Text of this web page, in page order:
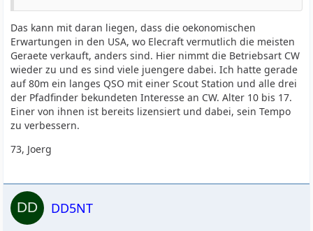
Das kann mit daran liegen, dass die oekonomischen
Erwartungen in den USA, wo Elecraft vermutlich die meisten
Geraete verkauft, anders sind. Hier nimmt die Betriebsart CW
wieder zu und es sind viele juengere dabei. Ich hatte gerade
auf 80m ein langes QSO mit einer Scout Station und alle drei
der Pfadfinder bekundeten Interesse an CW. Alter 10 bis 17.
Einer von ihnen ist bereits lizensiert und dabei, sein Tempo
zu verbessern.
73, Joerg
DD5NT